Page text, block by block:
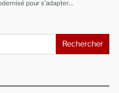
pour s’adapter…
Rechercher